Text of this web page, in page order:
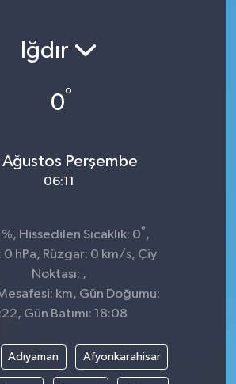
Iğdır
0°
Perşembe
06:11
Hissedilen Sıcaklık: 0° ,
0 hPa, Rüzgar: 0 km/s, Çiy
Noktası: ,
km, Gün Doğumu:
Gün Batımı: 18:08
Adıyaman Afyonkarahisar